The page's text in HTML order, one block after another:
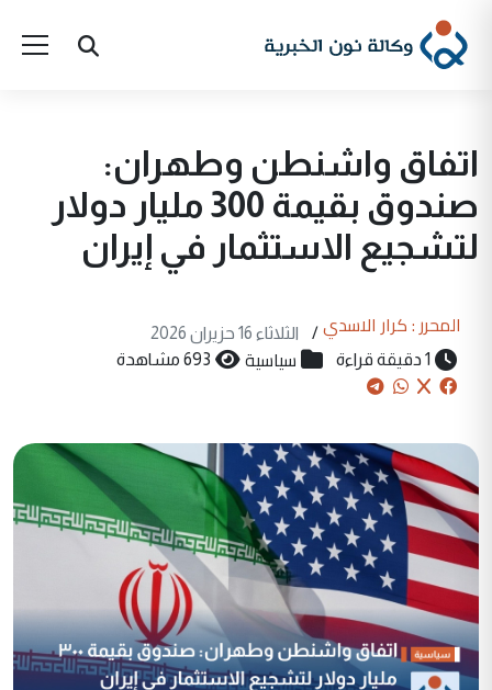
اتفاق واشنطن وطهران:
صندوق بقيمة 300 مليار دولار
لتشجيع الاستثمار في إيران
المحرر : كرار الاسدي /
الثلاثاء 16 حزيران 2026
1 دقيقة قراءة
سياسية 693 مشاهدة